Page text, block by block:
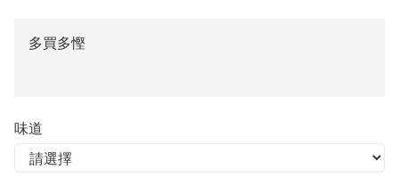
多買多慳
味道